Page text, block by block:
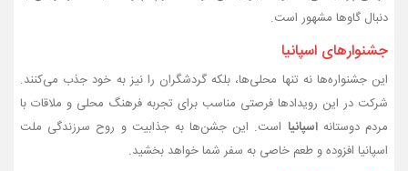
دنبال گاوها مشهور است.
جشنوارهای اسپانیا
این جشنواره‌ها نه تنها محلی‌ها، بلکه گردشگران را نیز به خود جذب می‌کنند.
شرکت در این رویدادها فرصتی مناسب برای تجربه فرهنگ محلی و ملاقات با
مردم دوستانهاسپانیا است. این جشن‌ها به جذابیت و روح سرزندگی ملت
اسپانیا افزوده و طعم خاصی به سفر شما خواهد بخشید.